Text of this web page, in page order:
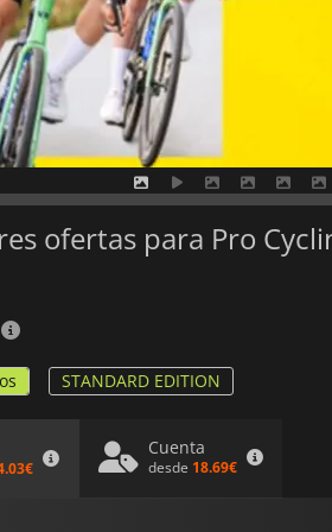
ofertas para Pro
STANDARD EDITION
Cuenta
desde 18.69€